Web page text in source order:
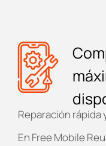
Reparación
En Free Mobile